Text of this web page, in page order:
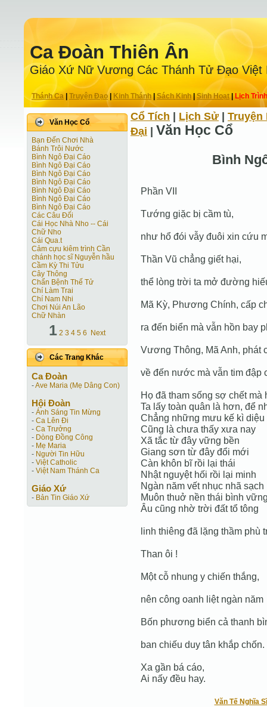
Ca Ðoàn Thiên Ân
Giáo Xứ Nữ Vương Các Thánh Tử Ðạo Việt
Thánh Ca Truyện Ðạo| Kinh Thánh Sách Kinh|Sinh Hoạt| Lịch Trình
Văn Học Cổ
Bạn Đến Chơi Nhà
Bánh Trôi Nước
Bình Ngô Đại Cáo
Bình Ngô Đại Cáo
Bình Ngô Đại Cáo
Bình Ngô Đại Cáo
Bình Ngô Đại Cáo
Bình Ngô Đại Cáo
Bình Ngô Đại Cáo
Các Câu Đối
Cái Học Nhà Nho -- Cái
Chữ Nho
Cái Qua.t
Cảm cựu kiêm trình Cần
chánh học sĩ Nguyễn hầu
Cầm Kỳ Thi Tửu
Cây Thông
Chẩn Bệnh Thế Tử
Chí Làm Trai
Chí Nam Nhi
Chơi Núi An Lão
Chữ Nhàn
1 2 3 4 5 6 Next
Các Trang Khác
Ca Ðoàn
-Ave Maria (Mẹ Dâng Con)
Hội Ðoàn
- Ánh Sáng Tin Mừng
- Ca Lên Đi
- Ca Trưởng
- Dòng Đồng Công
- Mẹ Maria
- Người Tin Hữu
- Việt Catholic
- Việt Nam Thánh Ca
Giáo Xứ
- Bản Tin Giáo Xứ
Cổ Tích Lịch Sử
Truyện
Ðại
Văn Học Cổ
Bình
Phần VII
Tướng giặc bị cầm tù,
như hổ đói vẫy đuôi xin cứu
Thần Vũ chẳng giết hại,
thể lòng trời ta mở đường
Mã Kỳ, Phương Chính, cấp
ra đến biển mà vẫn hồn bay
Vương Thông, Mã Anh, phát
về đến nước mà vẫn tim đập
Họ đã tham sống sợ chết
Ta lấy toàn quân là hơn, để
Chẳng những mưu kế kì diệu
Cũng là chưa thấy xưa nay
Xã tắc từ đây vững bền
Giang sơn từ đây đổi mới
Càn khôn bĩ rồi lại thái
Nhật nguyệt hối rồi lại minh
Ngàn năm vết nhục nhã sạch
Muôn thuở nền thái bình
Âu cũng nhờ trời đất tổ tông
linh thiêng đã lặng thầm phù
Than ôi !
Một cỗ nhung y chiến thắng,
nên công oanh liệt ngàn năm
Bốn phương biển cả thanh
ban chiếu duy tân khắp chốn.
Xa gần bá cáo,
Ai nấy đều hay.
Văn Tế Nghĩa